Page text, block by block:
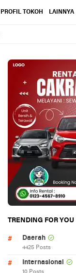
PROFIL TOKOH LAINNYA
TRENDING FOR YOU
Daerah
4425 Posts
Internasional